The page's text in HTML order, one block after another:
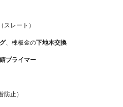
（スレート）
、棟板金の下地木交換
プライマー
防止）